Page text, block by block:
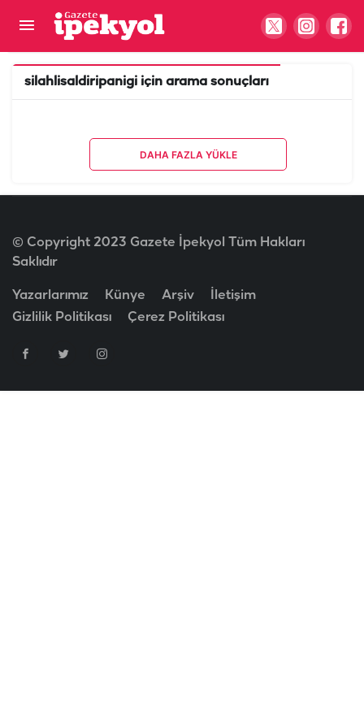
silahlisaldiripanigi için arama sonuçları
DAHA FAZLA YÜKLE
© Copyright 2023 Gazete İpekyol Tüm Hakları
Saklıdır
Yazarlarımız Künye Arşiv
İletişim
Gizlilik Politikası
Çerez Politikası